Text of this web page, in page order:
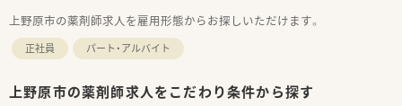
上野原市の薬剤師求人を雇用形態からお探しいただけます。
正社員 パート・アルバイト
上野原市の薬剤師求人をこだわり条件から探す